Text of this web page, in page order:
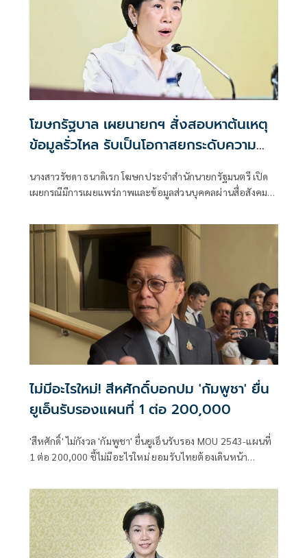
โฆษกรัฐบาล เผยนายกฯ สั่งสอบหาต้นเหตุ
ข้อมูลรั่วไหล รับเป็นโอกาสยกระดับความ
นางสาวรัชดา ธนาดิเรก โฆษกประจำสำนักนายกรัฐมนตรี เปิด
เผยกรณีมีการเผยแพร่ภาพและข้อมูลส่วนบุคคลผ่านสื่อสังคม
หน่วยงานที่เกี่ยวข้องเร่งตรวจสอบข้อเท็จจริง พร้อมตั้งคณะ
กรรมการสอบสวนภายใน ห
ไม่มีอะไรใหม่! สีหศักดิ์บอกปม 'กัมพูชา' ยื่น
ยูเอ็นรับรองแผนที่ 1 ต่อ 200,000
'สีหศักดิ์' ไม่กังวล 'กัมพูชา' ยื่นยูเอ็นรับรอง MOU 2543-แผนที่
1 ต่อ 200,000​ ชี้ไม่มีอะไรใหม่ ยอมรับไทยต้องเดินหน้า
ระวังตกเป็นเครื่องมือเขมร​